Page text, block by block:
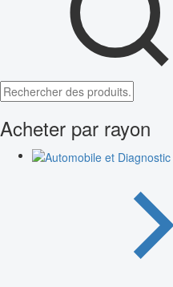
Acheter par rayon